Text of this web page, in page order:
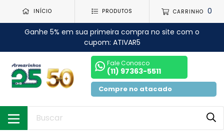
INÍCIO PRODUTOS CARRINHO 0
Ganhe 5% em sua primeira compra no site com o
cupom: ATIVAR5
Fale Conosco
(11) 97363-5511
Compre no atacado